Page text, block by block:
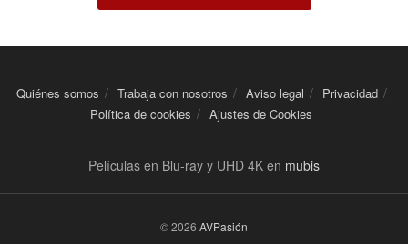
Quiénes somos Trabaja con nosotros Aviso legal
Privacidad
Política de cookies
Ajustes de Cookies
Películas en Blu-ray y UHD 4K en mubis
© 2026 AVPasión